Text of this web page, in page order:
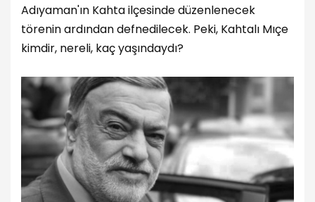
Adıyaman'ın Kahta ilçesinde düzenlenecek
törenin ardından defnedilecek. Peki, Kahtalı Mıçe
kimdir, nereli, kaç yaşındaydı?